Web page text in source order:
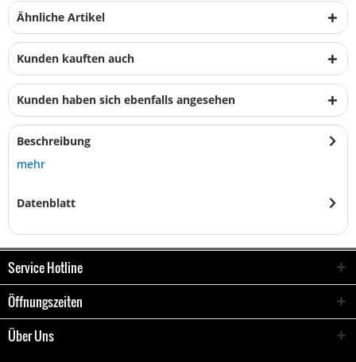
Ähnliche Artikel
Kunden kauften auch
Kunden haben sich ebenfalls angesehen
Beschreibung
mehr
Datenblatt
Service Hotline
Öffnungszeiten
Über Uns